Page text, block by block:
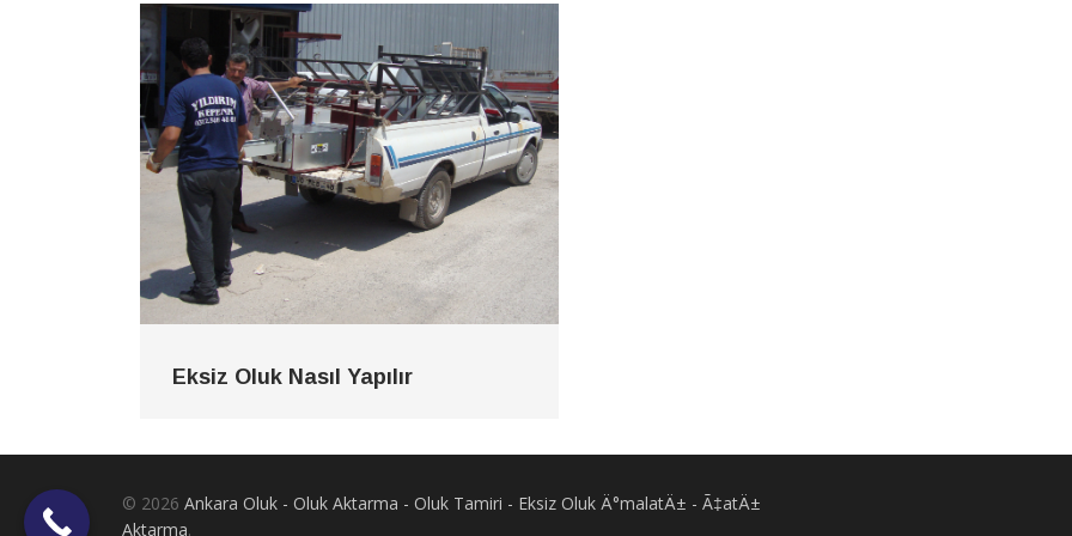
Eksiz Oluk Nasıl Yapılır
© 2026 Ankara Oluk - Oluk Aktarma - Oluk Tamiri - Eksiz Oluk Ä°malatÄ± - Ã‡atÄ±
Aktarma.